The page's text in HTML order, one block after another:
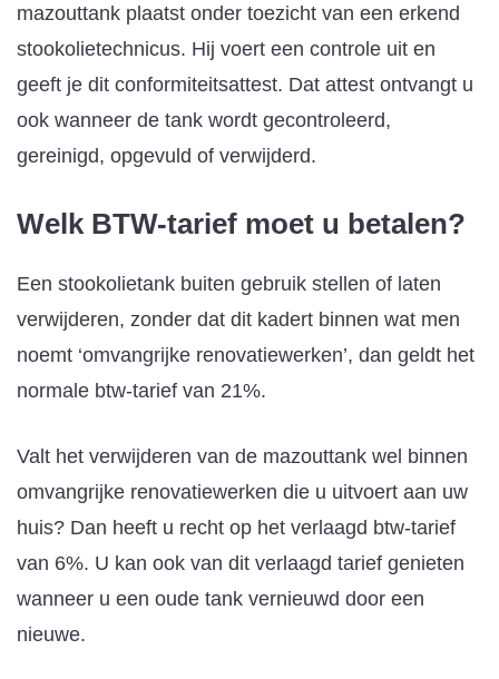
mazouttank plaatst onder toezicht van een erkend
stookolietechnicus. Hij voert een controle uit en
geeft je dit conformiteitsattest. Dat attest ontvangt u
ook wanneer de tank wordt gecontroleerd,
gereinigd, opgevuld of verwijderd.
Welk BTW-tarief moet u betalen?
Een stookolietank buiten gebruik stellen of laten
verwijderen, zonder dat dit kadert binnen wat men
noemt ‘omvangrijke renovatiewerken’, dan geldt het
normale btw-tarief van 21%.
Valt het verwijderen van de mazouttank wel binnen
omvangrijke renovatiewerken die u uitvoert aan uw
huis? Dan heeft u recht op het verlaagd btw-tarief
van 6%. U kan ook van dit verlaagd tarief genieten
wanneer u een oude tank vernieuwd door een
nieuwe.